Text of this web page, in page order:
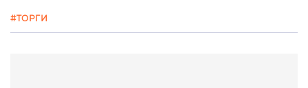
#ТОРГИ